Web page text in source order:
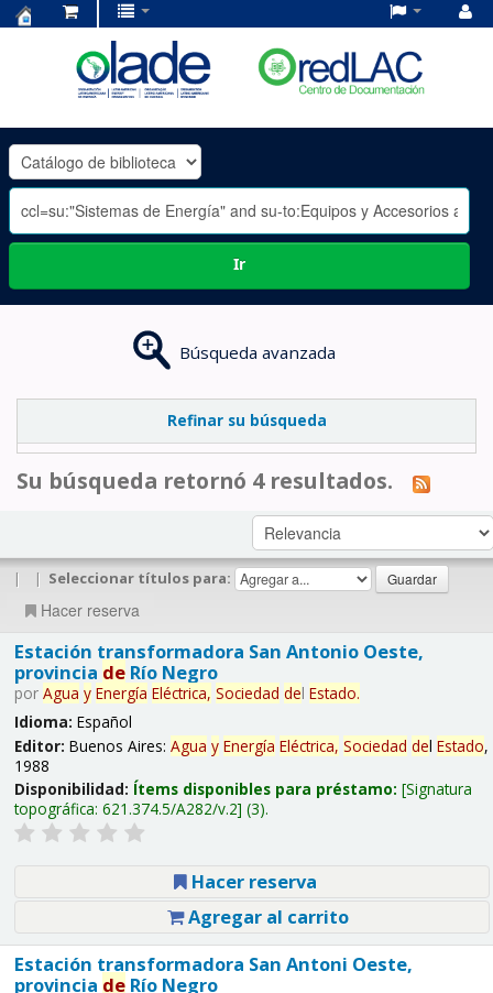
OLADE
-
Ir
Búsqueda avanzada
Refinar su búsqueda
Su búsqueda retornó 4 resultados.
| | Seleccionar títulos para:
Hacer reserva
Estación transformadora San Antonio Oeste,
provincia deRío Negro
por Agua y Energía Eléctrica, Sociedad del Estado.
Idioma: Español
Editor: Buenos Aires: Agua y Energía Eléctrica, Sociedad del Estado,
1988
Disponibilidad: Ítems disponibles para préstamo: Signatura
topográfica: 621.374.5/A282/v.2 (3).
Hacer reserva
Agregar al carrito
Estación transformadora San Antoni Oeste,
provincia deRío Negro